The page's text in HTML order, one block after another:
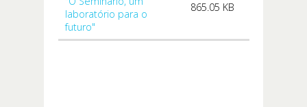
laboratório para o
futuro"
865.05 KB